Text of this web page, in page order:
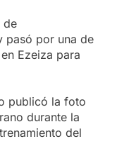
de
pasó por una de
Ezeiza para
publicó la foto
durante la
del